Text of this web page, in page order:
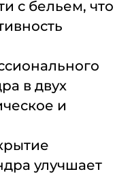
с бельем, что
в двух
и
улучшает